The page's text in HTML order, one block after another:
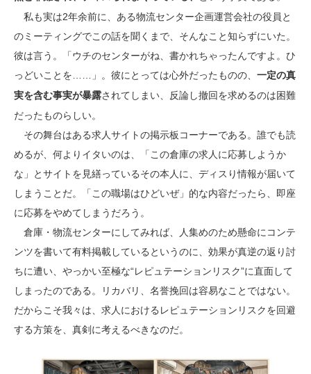
私も実は2年余前に、ある物流センター企画運営会社の役員と
のミーティングでこの話を聞くまで、そんなこと知らずにいた。
彼は言う。「ウチのセンターがね、書かれちゃったんですよ。ひ
っどいことを……」。彼にとっては心外だったものの、 一定の真
実を含む事実が暴露されてしまい、反論し撤回を求めるのは困難
だったものらしい。
その舞台はある求人サイトの掲示板コーナーである。誰でも読
めるが、何よりイタいのは、「この倉庫の求人に応募しようか
な」とサイトを見繕っているその本人に、ディスり情報が届いて
しまうことだ。「この職場はひどいぜ」的な内容だったら、即座
に応募をやめてしまうだろう。
倉庫・物流センターにしてみれば、人集めのため懸命にコンテ
ンツを書いて有料掲載しているというのに、効果が真逆の返り討
ちに遭い、やっかい至極な“レピュテーションリスク”に直面して
しまったのである。リカバリ、名誉挽回は容易なことではない。
だからこそ我々は、求人におけるレピュテーションリスクを回避
する方策を、真剣に考えるべきなのだ。